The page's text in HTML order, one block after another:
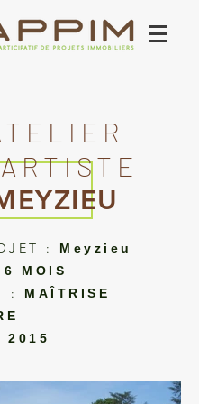
: Meyzieu
6 MOIS
:
MAÎTRISE
2015